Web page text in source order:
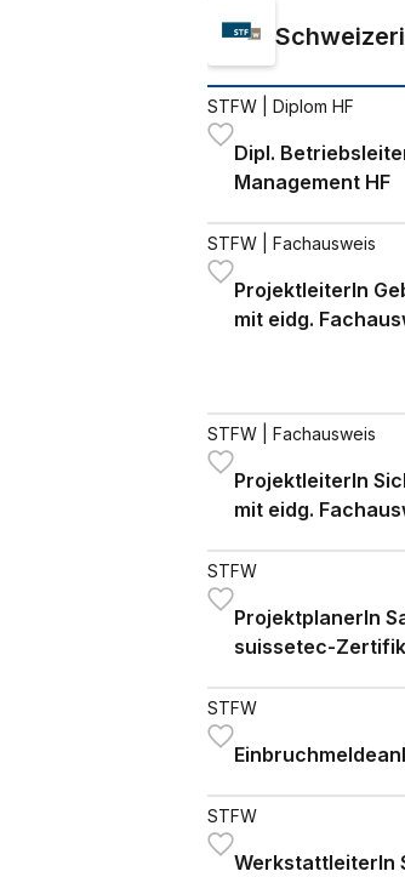
STFW | Diplom HF
Dipl.
Management HF
STFW | Fachausweis
ProjektleiterIn
mit eidg.
STFW | Fachausweis
ProjektleiterIn
mit eidg.
STFW
ProjektplanerIn
suissetec-
STFW
STFW
WerkstattleiterIn